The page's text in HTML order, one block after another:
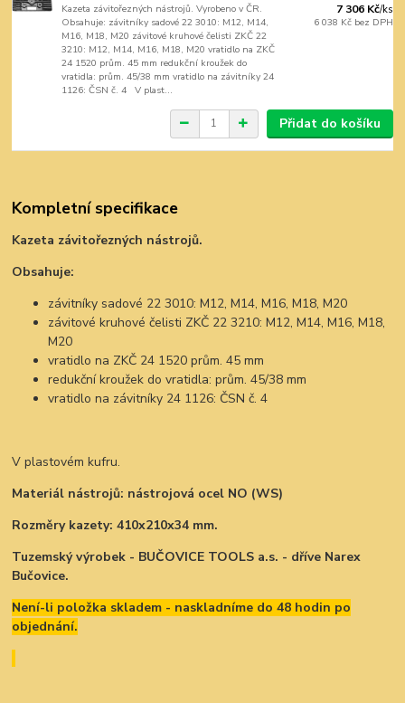
Kazeta závitořezných nástrojů. Vyrobeno v ČR.
Obsahuje: závitníky sadové 22 3010: M12, M14,
M16, M18, M20 závitové kruhové čelisti ZKČ 22
3210: M12, M14, M16, M18, M20 vratidlo na ZKČ
24 1520 prům. 45 mm redukční kroužek do
vratidla: prům. 45/38 mm vratidlo na závitníky 24
1126: ČSN č. 4 V plast...
7 306 Kč/ks
6 038 Kč bez DPH
Přidat do košíku
Kompletní specifikace
Kazeta závitořezných nástrojů.
Obsahuje:
závitníky sadové 22 3010: M12, M14, M16, M18, M20
závitové kruhové čelisti ZKČ 22 3210: M12, M14, M16, M18,
M20
vratidlo na ZKČ 24 1520 prům. 45 mm
redukční kroužek do vratidla: prům. 45/38 mm
vratidlo na závitníky 24 1126: ČSN č. 4
V plastovém kufru.
Materiál nástrojů: nástrojová ocel NO (WS)
Rozměry kazety: 410x210x34 mm.
Tuzemský výrobek - BUČOVICE TOOLS a.s. - dříve Narex
Bučovice.
Není-li položka skladem - naskladníme do 48 hodin po
objednání.